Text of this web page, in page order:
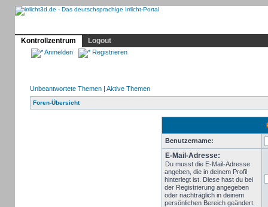
Kontrollzentrum
Logout
Anmelden Registrieren
Unbeantwortete Themen| Aktive Themen
Foren-Übersicht
Benutzername:
E-Mail-Adresse:
Du musst die E-Mail-Adresse
angeben, die in deinem Profil
hinterlegt ist. Diese hast du bei
der Registrierung angegeben
oder nachträglich in deinem
persönlichen Bereich geändert.